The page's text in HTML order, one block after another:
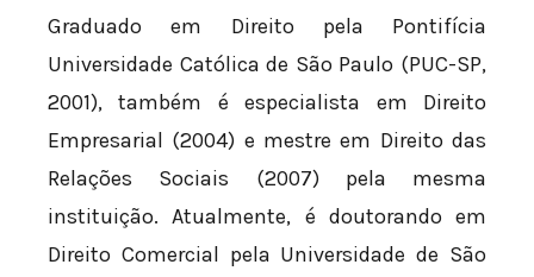
Graduado em Direito pela Pontifícia
Universidade Católica de São Paulo (PUC-SP,
2001), também é especialista em Direito
Empresarial (2004) e mestre em Direito das
Relações Sociais (2007) pela mesma
instituição. Atualmente, é doutorando em
Direito Comercial pela Universidade de São